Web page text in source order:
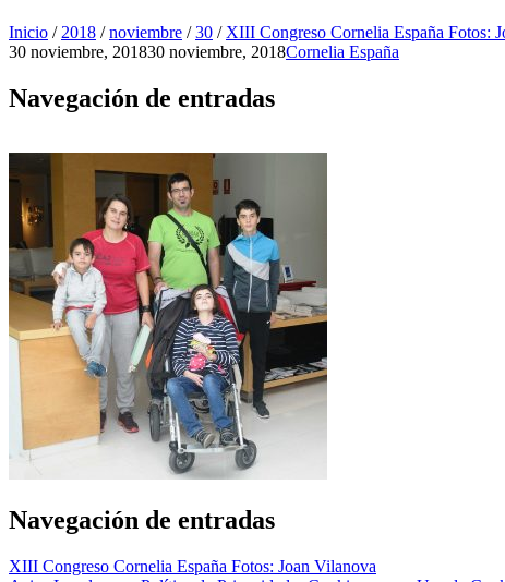
Inicio / 2018 / noviembre / 30 / XIII Congreso Cornelia España Fotos:
30 noviembre, 201830 noviembre, 2018Cornelia España
Navegación de entradas
Navegación de entradas
XIII Congreso Cornelia España Fotos: Joan Vilanova